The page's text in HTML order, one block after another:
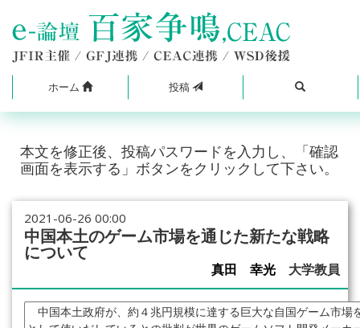
ホーム 投稿
本文を修正後、投稿パスワードを入力し、「確認
画面を表示する」ボタンをクリックして下さい。
2021-06-26 00:00
中国本土のゲーム市場を通じた新たな戦略
について
真田 幸光 大学教員